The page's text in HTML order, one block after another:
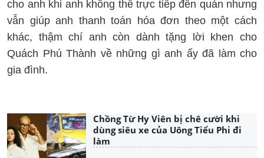
cho anh khi anh không thể trực tiếp đến quán nhưng
vẫn giúp anh thanh toán hóa đơn theo một cách
khác, thậm chí anh còn dành tặng lời khen cho
Quách Phú Thành về những gì anh ấy đã làm cho
gia đình.
Chồng Từ Hy Viên bị chê cười khi
dùng siêu xe của Uông Tiểu Phi đi
làm